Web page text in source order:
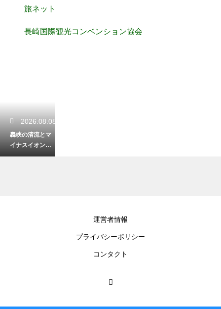
旅ネット
長崎国際観光コンベンション協会
2026.08.08
轟峡の清流とマ
イナスイオンを
感じる散策コー
運営者情報
プライバシーポリシー
コンタクト